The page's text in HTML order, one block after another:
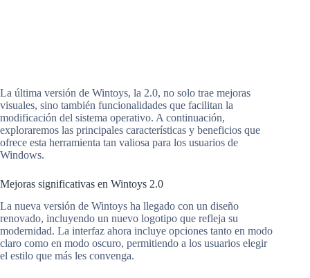
La última versión de Wintoys, la 2.0, no solo trae mejoras
visuales, sino también funcionalidades que facilitan la
modificación del sistema operativo. A continuación,
exploraremos las principales características y beneficios que
ofrece esta herramienta tan valiosa para los usuarios de
Windows.
Mejoras significativas en Wintoys 2.0
La nueva versión de Wintoys ha llegado con un diseño
renovado, incluyendo un nuevo logotipo que refleja su
modernidad. La interfaz ahora incluye opciones tanto en modo
claro como en modo oscuro, permitiendo a los usuarios elegir
el estilo que más les convenga.